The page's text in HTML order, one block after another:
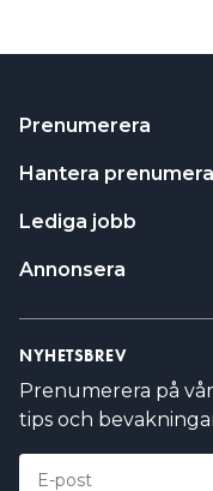
Prenumerera
Hantera
Lediga jobb
Annonsera
NYHETSBREV
Prenumerera på
tips och